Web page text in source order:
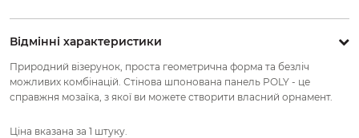
Відмінні характеристики
Природний візерунок, проста геометрична форма та безліч
можливих комбінацій. Стінова шпонована панель POLY - це
справжня мозаїка, з якої ви можете створити власний орнамент.
Ціна вказана за 1 штуку.